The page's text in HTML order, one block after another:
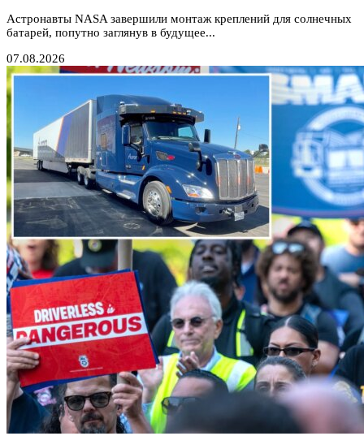
Астронавты NASA завершили монтаж креплений для солнечных
батарей, попутно заглянув в будущее...
07.08.2026